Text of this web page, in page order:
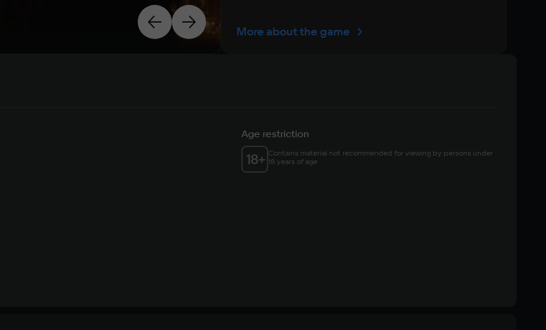
More about the game
Age restriction
18+ Contains material not recommended for viewing by persons under
18 years of age